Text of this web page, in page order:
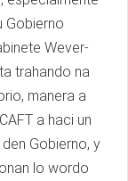
Gobierno
Wever-
trahando na
manera a
a haci un
Gobierno, y
lo wordo